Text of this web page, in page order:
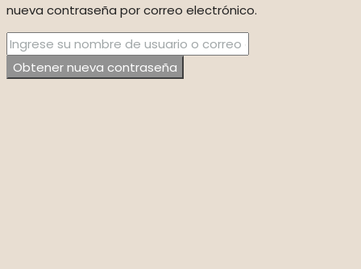
nueva contraseña por correo electrónico.
Obtener nueva contraseña